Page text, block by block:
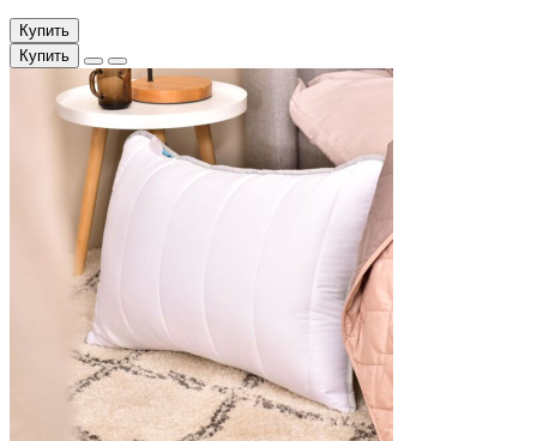
Купить
Купить